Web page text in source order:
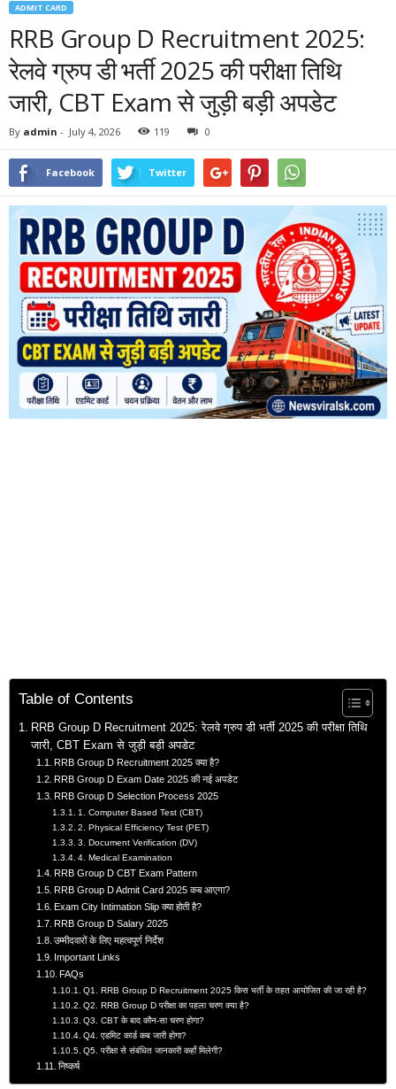
ADMIT CARD
RRB Group D Recruitment 2025:
रेलवे ग्रुप डी भर्ती 2025 की परीक्षा तिथि
जारी, CBT Exam से जुड़ी बड़ी अपडेट
By admin - July 4, 2026 119 0
Facebook Twitter
Table of Contents
RRB Group D Recruitment 2025: रेलवे ग्रुप डी भर्ती 2025 की परीक्षा तिथि
जारी, CBT Exam से जुड़ी बड़ी अपडेट
RRB Group D Recruitment 2025 क्या है?
RRB Group D Exam Date 2025 की नई अपडेट
RRB Group D Selection Process 2025
1. Computer Based Test (CBT)
2. Physical Efficiency Test (PET)
3. Document Verification (DV)
4. Medical Examination
RRB Group D CBT Exam Pattern
RRB Group D Admit Card 2025 कब आएगा?
Exam City Intimation Slip क्या होती है?
RRB Group D Salary 2025
उम्मीदवारों के लिए महत्वपूर्ण निर्देश
Important Links
FAQs
Q1. RRB Group D Recruitment 2025 किस भर्ती के तहत आयोजित की जा रही है?
Q2. RRB Group D परीक्षा का पहला चरण क्या है?
Q3. CBT के बाद कौन-सा चरण होगा?
Q4. एडमिट कार्ड कब जारी होगा?
Q5. परीक्षा से संबंधित जानकारी कहाँ मिलेगी?
निष्कर्ष